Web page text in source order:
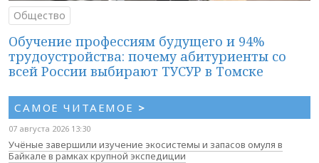
Общество
Обучение профессиям будущего и 94%
трудоустройства: почему абитуриенты со
всей России выбирают ТУСУР в Томске
САМОЕ ЧИТАЕМОЕ >
07 августа 2026 13:30
Учёные завершили изучение экосистемы и запасов омуля в
Байкале в рамках крупной экспедиции